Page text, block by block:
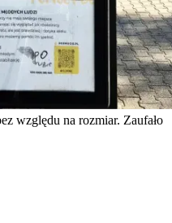
względu na rozmiar. Zaufało